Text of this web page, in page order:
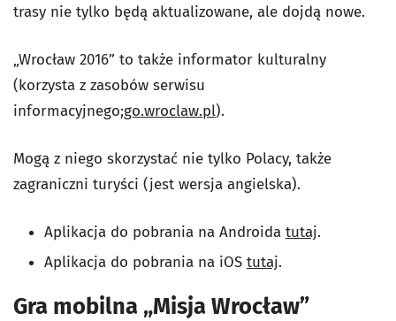
trasy nie tylko będą aktualizowane, ale dojdą nowe.
„Wrocław 2016” to także informator kulturalny
(korzysta z zasobów serwisu
informacyjnego;go.wroclaw.pl).
Mogą z niego skorzystać nie tylko Polacy, także
zagraniczni turyści (jest wersja angielska).
Aplikacja do pobrania na Androida tutaj.
Aplikacja do pobrania na iOS tutaj.
Gra mobilna „Misja Wrocław”